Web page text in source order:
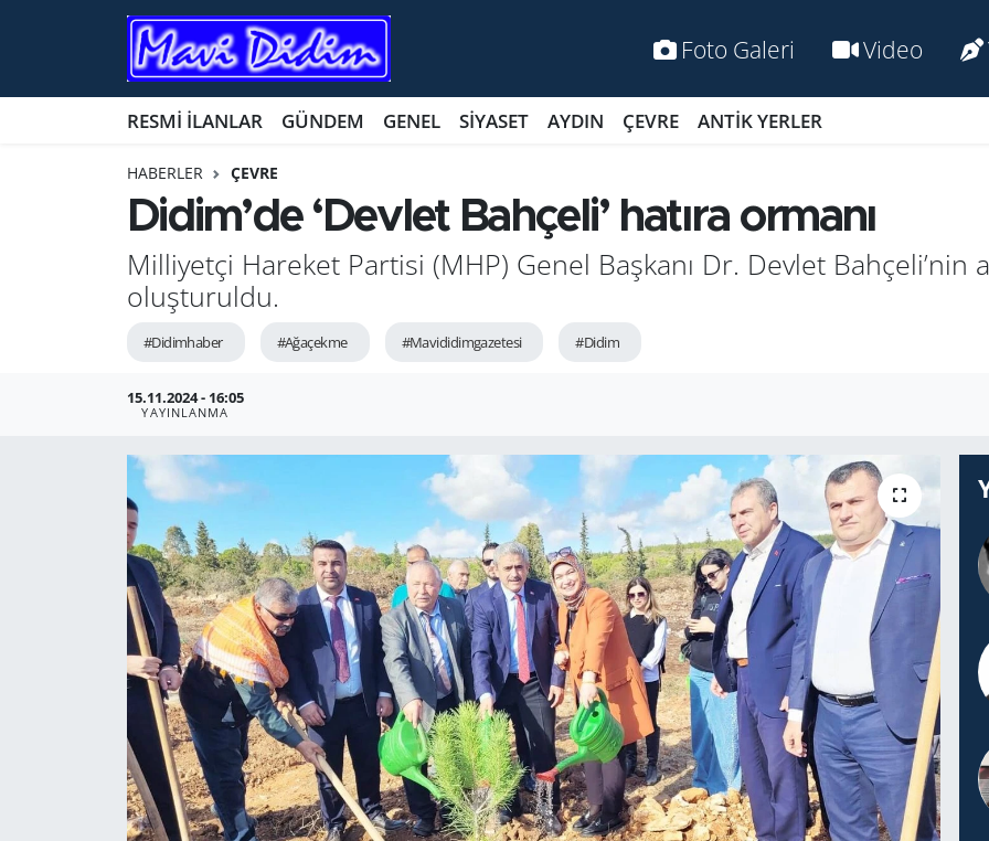
Foto Galeri Video
RESMİ İLANLAR GÜNDEM GENEL SİYASET AYDIN ÇEVRE ANTİK YERLER
HABERLER ÇEVRE
Didim’de ‘Devlet Bahçeli’ hatıra ormanı
Milliyetçi Hareket Partisi (MHP) Genel Başkanı Dr. Devlet Bahçeli’nin
oluşturuldu.
#Didimhaber #Ağaçekme #Mavididimgazetesi #Didim
15.11.2024 - 16:05
YAYINLANMA
ANTİK YERLER
BİLİM VE TEKNOLOJİ
EKONOMİ
GÜNDEM
HABERDE İNSAN
KÜLTÜR SANAT
MAGAZİN
POLİTİKA
RESMİ İLANLAR
Nöbetçi Eczaneler
Namaz Vakitleri
Trafik Durumu
Süper Lig Puan Durumu ve Fikstür
Son Dakika Haberleri
Haber Arşivi